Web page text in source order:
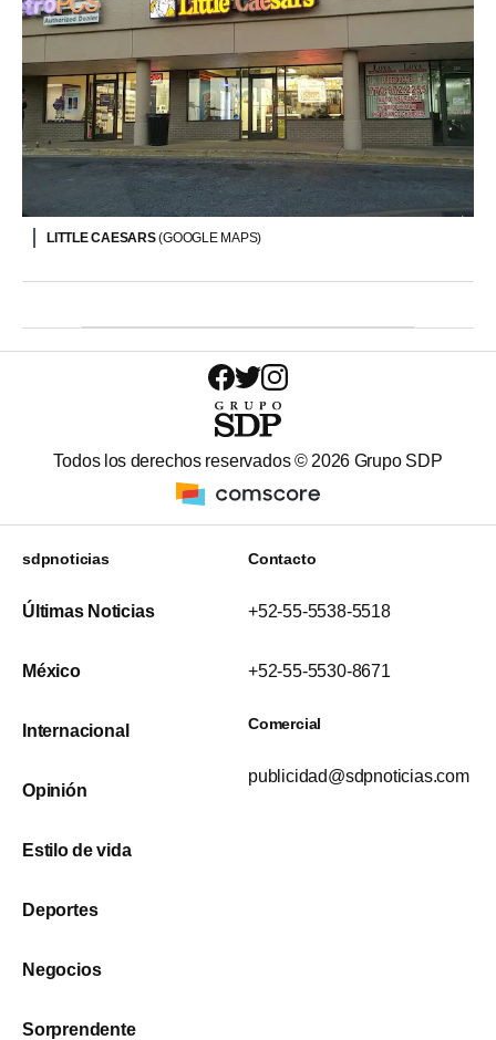
LITTLE CAESARS(GOOGLE MAPS)
Todos los derechos reservados © 2026 Grupo SDP
sdpnoticias
Últimas Noticias
México
Internacional
Opinión
Estilo de vida
Deportes
Negocios
Sorprendente
Contacto
+52-55-5538-5518
+52-55-5530-8671
Comercial
publicidad@sdpnoticias.com